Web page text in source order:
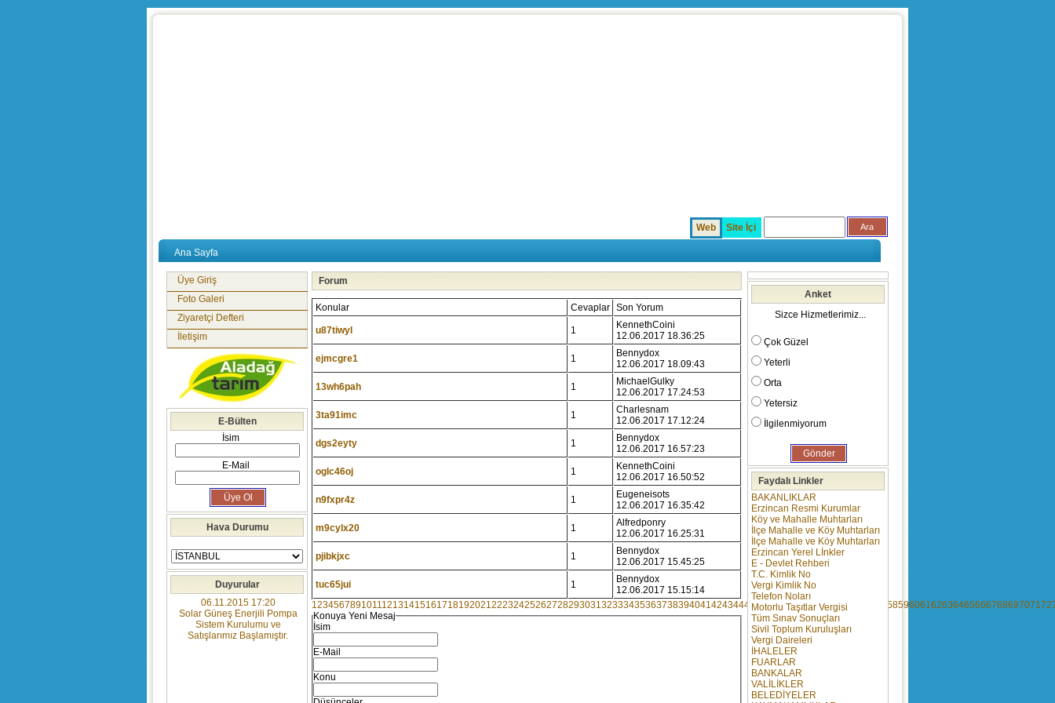
Web Site İçi
Ana Sayfa
Forum
Konular Cevaplar Son Yorum
u87tiwyl 1
KennethCoini
12.06.2017 18.36:25
ejmcgre1 1
Bennydox
12.06.2017 18.09:43
13wh6pah 1
MichaelGulky
12.06.2017 17.24:53
3ta91imc 1
Charlesnam
12.06.2017 17.12:24
dgs2eyty 1
Bennydox
12.06.2017 16.57:23
oglc46oj 1
KennethCoini
12.06.2017 16.50:52
n9fxpr4z 1
Eugeneisots
12.06.2017 16.35:42
m9cylx20 1
Alfredponry
12.06.2017 16.25:31
pjibkjxc 1
Bennydox
12.06.2017 15.45:25
tuc65jui 1
Bennydox
12.06.2017 15.15:14
123456789101112131415161718192021222324252627282930313233343536373839404142434445464748495051525354 585960616263646566676869707172
Konuya Yeni Mesaj
İsim
E-Mail
Konu
Üye Giriş
Foto Galeri
Ziyaretçi Defteri
İletişim
E-Bülten
İsim
E-Mail
Hava Durumu
Duyurular
06.11.2015 17:20
Solar Güneş Enerjili Pompa
Sistem Kurulumu ve
Satışlarımız Başlamıştır.
Anket
Sizce Hizmetlerimiz...
Çok Güzel
Yeterli
Orta
Yetersiz
İlgilenmiyorum
Faydalı Linkler
BAKANLIKLAR
Erzincan Resmi Kurumlar
Köy ve Mahalle Muhtarları
İlçe Mahalle ve Köy Muhtarları
İlçe Mahalle ve Köy Muhtarları
Erzincan Yerel Lİnkler
E - Devlet Rehberi
T.C. Kimlik No
Vergi Kimlik No
Telefon Noları
Motorlu Taşıtlar Vergisi
Tüm Sınav Sonuçları
Sivil Toplum Kuruluşları
Vergi Daireleri
İHALELER
FUARLAR
BANKALAR
VALİLİKLER
BELEDİYELER